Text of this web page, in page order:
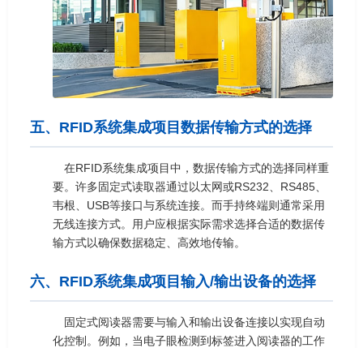
五、RFID系统集成项目数据传输方式的选择
在RFID系统集成项目中，数据传输方式的选择同样重
要。许多固定式读取器通过以太网或RS232、RS485、
韦根、USB等接口与系统连接。而手持终端则通常采用
无线连接方式。用户应根据实际需求选择合适的数据传
输方式以确保数据稳定、高效地传输。
六、RFID系统集成项目输入/输出设备的选择
固定式阅读器需要与输入和输出设备连接以实现自动
化控制。例如，当电子眼检测到标签进入阅读器的工作